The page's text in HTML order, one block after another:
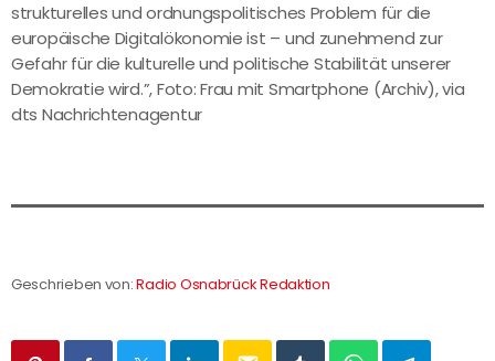
strukturelles und ordnungspolitisches Problem für die
europäische Digitalökonomie ist – und zunehmend zur
Gefahr für die kulturelle und politische Stabilität unserer
Demokratie wird.”, Foto: Frau mit Smartphone (Archiv), via
dts Nachrichtenagentur
Geschrieben von:Radio Osnabrück Redaktion